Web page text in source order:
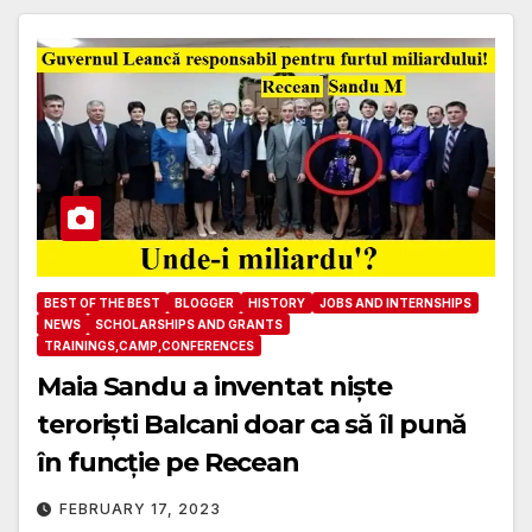
BEST OF THE BEST BLOGGER HISTORY
JOBS AND INTERNSHIPS
NEWS
SCHOLARSHIPS AND GRANTS
TRAININGS,CAMP,CONFERENCES
Maia Sandu a inventat niște
teroriști Balcani doar ca să îl pună
în funcție pe Recean
FEBRUARY 17, 2023